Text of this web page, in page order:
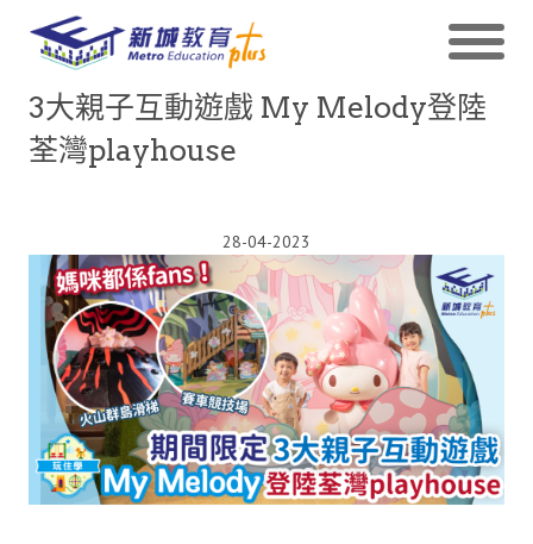
3大親子互動遊戲 My Melody登陸
荃灣playhouse
28-04-2023